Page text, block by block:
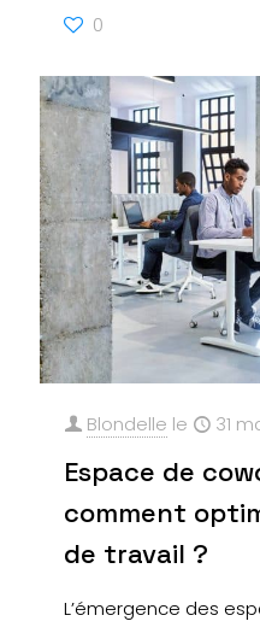
0
Blondelle le 31
Espace de
comment
de travail ?
L’émergence des